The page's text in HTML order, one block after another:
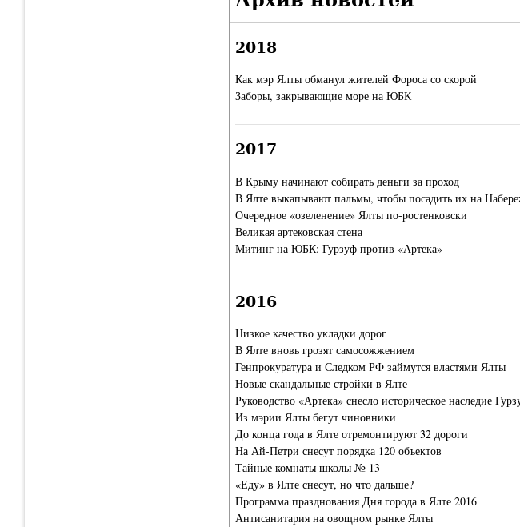
2018
Как мэр Ялты обманул жителей Фороса со скорой
Заборы, закрывающие море на ЮБК
2017
В Крыму начинают собирать деньги за проход
В Ялте выкапывают пальмы, чтобы посадить их на
Очередное «озеленение» Ялты по-ростенковски
Великая артековская стена
Митинг на ЮБК: Гурзуф против «Артека»
2016
Низкое качество укладки дорог
В Ялте вновь грозят самосожжением
Генпрокуратура и Следком РФ займутся властями Ялты
Новые скандальные стройки в Ялте
Руководство «Артека» снесло историческое наследие
Из мэрии Ялты бегут чиновники
До конца года в Ялте отремонтируют 32 дороги
На Ай-Петри снесут порядка 120 объектов
Тайные комнаты школы № 13
«Еду» в Ялте снесут, но что дальше?
Программа празднования Дня города в Ялте 2016
Антисанитария на овощном рынке Ялты